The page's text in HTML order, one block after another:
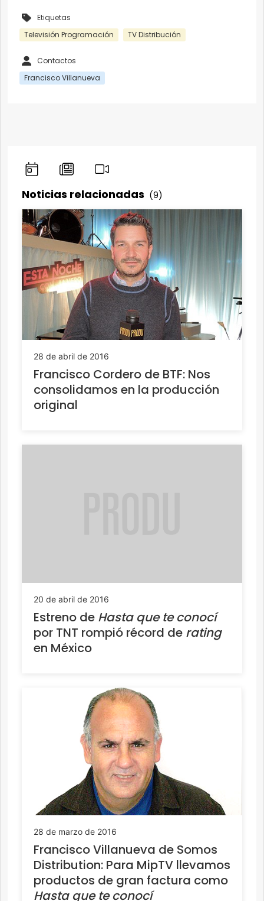
Etiquetas
Televisión Programación
TV Distribución
Contactos
Francisco Villanueva
Noticias relacionadas (9)
28 de abril de 2016
Francisco Cordero de BTF: Nos
consolidamos en la producción
original
20 de abril de 2016
Estreno de Hasta que te conocí
por TNT rompió récord de rating
en México
28 de marzo de 2016
Francisco Villanueva de Somos
Distribution: Para MipTV llevamos
productos de gran factura como
Hasta que te conocí